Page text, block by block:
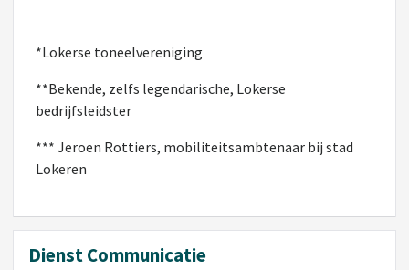
*Lokerse toneelvereniging
**Bekende, zelfs legendarische, Lokerse
bedrijfsleidster
*** Jeroen Rottiers, mobiliteitsambtenaar bij stad
Lokeren
Dienst Communicatie